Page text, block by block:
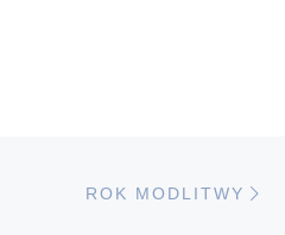
ROK MODLITWY